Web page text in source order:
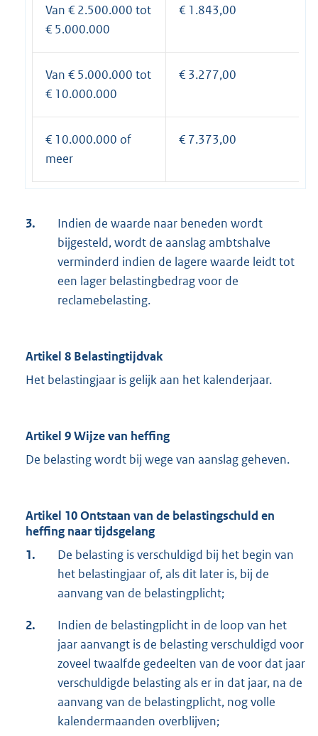
Van € 2.500.000 tot
€ 5.000.000
€ 1.843,00
Van € 5.000.000 tot
€ 10.000.000
€ 3.277,00
€ 10.000.000 of
meer
€ 7.373,00
3.
Indien de waarde naar beneden wordt
bijgesteld, wordt de aanslag ambtshalve
verminderd indien de lagere waarde leidt tot
een lager belastingbedrag voor de
reclamebelasting.
Artikel 8 Belastingtijdvak
Het belastingjaar is gelijk aan het kalenderjaar.
Artikel 9 Wijze van heffing
De belasting wordt bij wege van aanslag geheven.
Artikel 10 Ontstaan van de belastingschuld en
heffing naar tijdsgelang
1.
De belasting is verschuldigd bij het begin van
het belastingjaar of, als dit later is, bij de
aanvang van de belastingplicht;
2.
Indien de belastingplicht in de loop van het
jaar aanvangt is de belasting verschuldigd voor
zoveel twaalfde gedeelten van de voor dat jaar
verschuldigde belasting als er in dat jaar, na de
aanvang van de belastingplicht, nog volle
kalendermaanden overblijven;